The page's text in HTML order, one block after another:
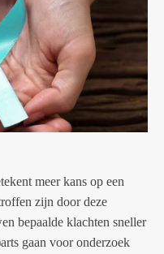
meer kans op een
zijn door deze
bepaalde klachten sneller
gaan voor onderzoek